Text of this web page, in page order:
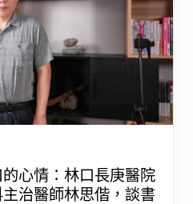
心情：林口長庚醫院
治醫師林思偕，談書